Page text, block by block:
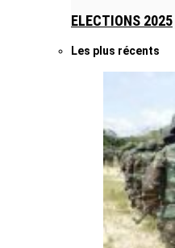
ELECTIONS 2025
Les plus récents